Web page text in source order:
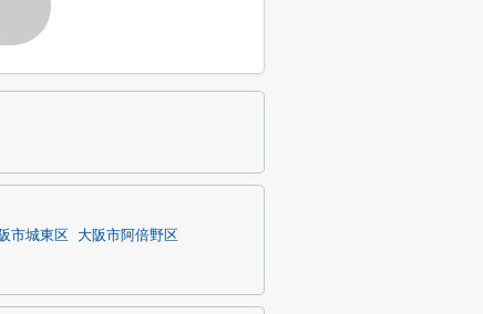
市城東区
大阪市阿倍野区